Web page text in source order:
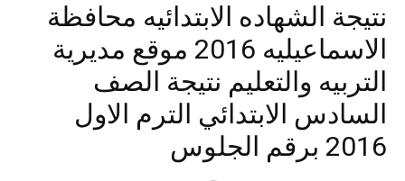
نتيجة الشهاده الابتدائيه محافظة
الاسماعيليه 2016 موقع مديرية
التربيه والتعليم نتيجة الصف
السادس الابتدائي الترم الاول
2016 برقم الجلوس